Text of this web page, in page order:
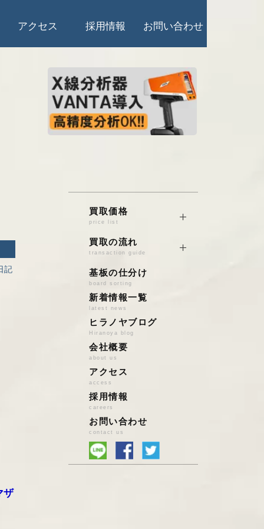
アクセス 採用情報 お問い合わせ
記
ザ
買取価格
price list
銅/真鍮/砲金
電線くず
アルミ
ステンレス
鉄
雑品系ｽｸﾗｯﾌﾟ
鉛バッテリー
鉛/亜鉛/錫/はんだ
特殊金属
基板スクラップ
PCパーツ
小型家電・電池
自動車触媒
買取の流れ
transaction guide
店頭持込の場合
宅配便買取の場合
ハイブリッド買取
法人様の場合
基板の仕分け
board sorting
新着情報一覧
latest news
ヒラノヤブログ
Hiranoya blog
会社概要
about us
アクセス
access
採用情報
careers
お問い合わせ
contact us